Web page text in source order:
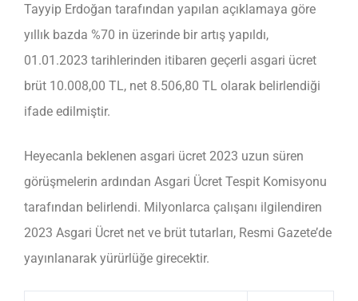
Tayyip Erdoğan tarafından yapılan açıklamaya göre
yıllık bazda %70 in üzerinde bir artış yapıldı,
01.01.2023 tarihlerinden itibaren geçerli asgari ücret
brüt 10.008,00 TL, net 8.506,80 TL olarak belirlendiği
ifade edilmiştir.
Heyecanla beklenen asgari ücret 2023 uzun süren
görüşmelerin ardından Asgari Ücret Tespit Komisyonu
tarafından belirlendi. Milyonlarca çalışanı ilgilendiren
2023 Asgari Ücret net ve brüt tutarları, Resmi Gazete’de
yayınlanarak yürürlüğe girecektir.